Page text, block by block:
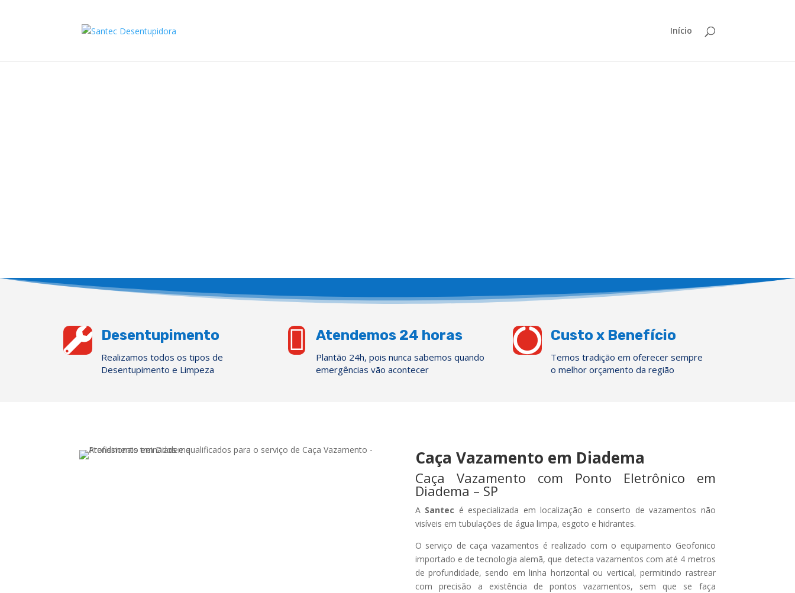
Início
 Desentupimento
Realizamos todos os tipos de
Desentupimento e Limpeza
 Atendemos 24 horas
Plantão 24h, pois nunca sabemos quando
emergências vão acontecer
 Custo x Benefício
Temos tradição em oferecer sempre
o melhor orçamento da região
Caça Vazamento em Diadema
Caça Vazamento com Ponto Eletrônico em
Diadema – SP
A Santec é especializada em localização e conserto de vazamentos não
visíveis em tubulações de água limpa, esgoto e hidrantes.
O serviço de caça vazamentos é realizado com o equipamento Geofonico
importado e de tecnologia alemã, que detecta vazamentos com até 4 metros
de profundidade, sendo em linha horizontal ou vertical, permitindo rastrear
com precisão a existência de pontos vazamentos, sem que se faça